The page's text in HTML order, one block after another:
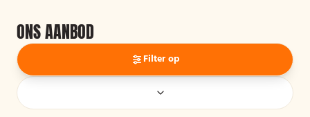
ONS AANBOD
Filter op